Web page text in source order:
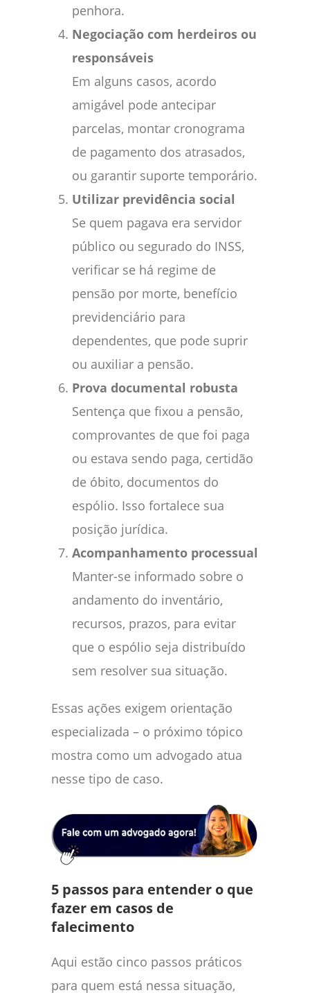
penhora.
Negociação com herdeiros ou
responsáveis
Em alguns casos, acordo
amigável pode antecipar
parcelas, montar cronograma
de pagamento dos atrasados,
ou garantir suporte temporário.
Utilizar previdência social
Se quem pagava era servidor
público ou segurado do INSS,
verificar se há regime de
pensão por morte, benefício
previdenciário para
dependentes, que pode suprir
ou auxiliar a pensão.
Prova documental robusta
Sentença que fixou a pensão,
comprovantes de que foi paga
ou estava sendo paga, certidão
de óbito, documentos do
espólio. Isso fortalece sua
posição jurídica.
Acompanhamento processual
Manter-se informado sobre o
andamento do inventário,
recursos, prazos, para evitar
que o espólio seja distribuído
sem resolver sua situação.
Essas ações exigem orientação
especializada – o próximo tópico
mostra como um advogado atua
nesse tipo de caso.
5 passos para entender o que
fazer em casos de
falecimento
Aqui estão cinco passos práticos
para quem está nessa situação,